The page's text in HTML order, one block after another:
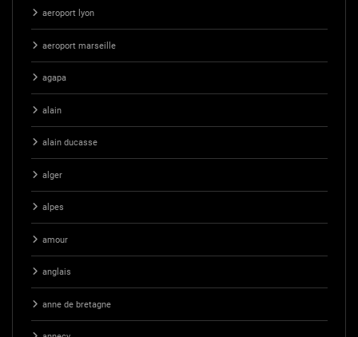
aeroport lyon
aeroport marseille
agapa
alain
alain ducasse
alger
alpes
amour
anglais
anne de bretagne